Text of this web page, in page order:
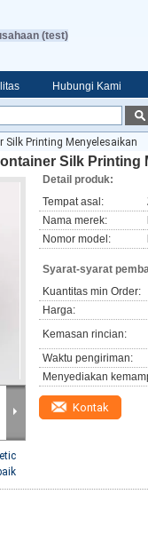
(test)
Hubungi Kami
Silk Printing Menyelesaikan
Silk Printing
Detail produk:
Tempat asal:
Nama merek:
Nomor model:
Syarat-syarat
Kuantitas min Order:
Harga:
Kemasan rincian:
Waktu pengiriman:
Menyediakan
Kontak